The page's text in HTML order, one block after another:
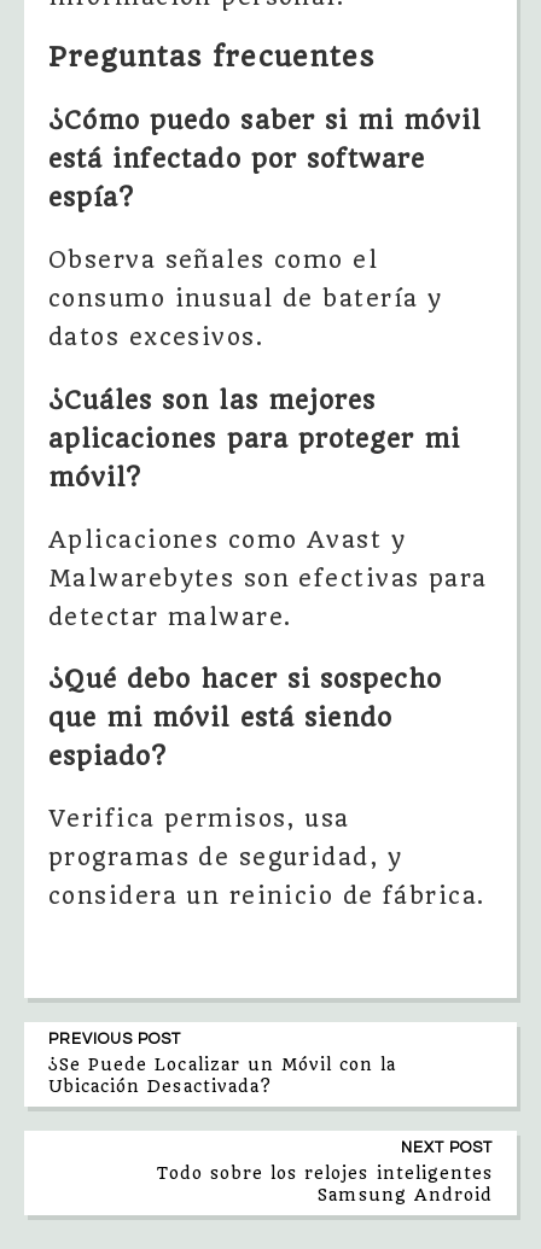
Preguntas frecuentes
¿Cómo puedo saber si mi móvil
está infectado por software
espía?
Observa señales como el
consumo inusual de batería y
datos excesivos.
¿Cuáles son las mejores
aplicaciones para proteger mi
móvil?
Aplicaciones como Avast y
Malwarebytes son efectivas para
detectar malware.
¿Qué debo hacer si sospecho
que mi móvil está siendo
espiado?
Verifica permisos, usa
programas de seguridad, y
considera un reinicio de fábrica.
PREVIOUS POST
¿Se Puede Localizar un Móvil con la
Ubicación Desactivada?
NEXT POST
Todo sobre los relojes inteligentes
Samsung Android